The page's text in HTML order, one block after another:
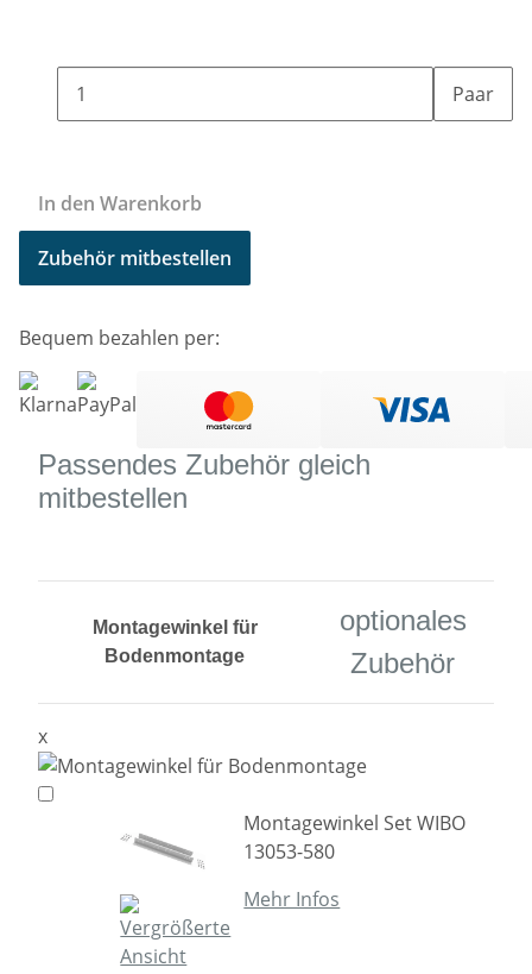
Paar
In den Warenkorb
Zubehör mitbestellen
Bequem bezahlen per:
Passendes Zubehör gleich
mitbestellen
Montagewinkel für
Bodenmontage
optionales
Zubehör
x
Montagewinkel Set WIBO
13053-580
Mehr Infos